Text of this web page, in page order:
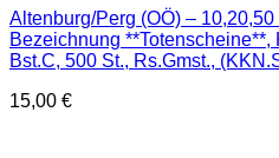
Altenburg/Perg (OÖ) –
Bezeichnung
Bst.C, 500 St., Rs.Gmst.,
15,00 €